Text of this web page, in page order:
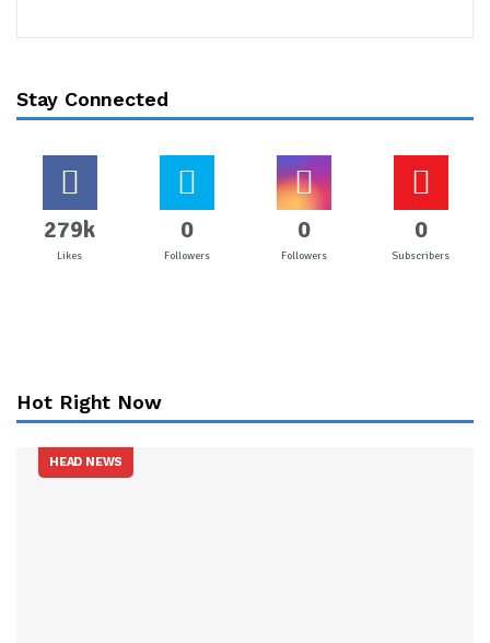
Stay Connected
279k
Likes
0
Followers
0
Followers
0
Subscribers
Hot Right Now
HEAD NEWS